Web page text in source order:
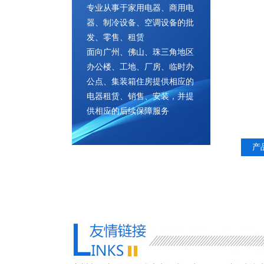
专业从事于家用电器、商用电
器、制冷设备、空调设备的批
发、零售、租赁
面向广州、佛山、珠三角地区
办公楼、工地、厂房、临时办
公点、集装箱住房提供相应的
电器租赁、销售、安装，并提
供相应的后续保障服务
产